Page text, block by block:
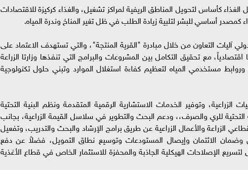
الغذاء كأساس لتحويل المناطق الريفية لمراكز تشغيل، والغذاء كركيزة للاقتصادات
كمصدر أساسي للبشر لتلبية زيادة الطلب في ظل تغير المناخ وندرة المياه.
آليات التعاون من خلال مبادرة "القرية المنتجة"، والتي تستهدف الاعتماد على
اقتصادياً، مع تحقيق التكامل بين المشروعات والبرامج التي تنفذها وزارتا الزراعة
مستخدمي المياه لتعظيم كفاءة استغلال الموارد وتبني حلول تكنولوجية
وتوفير الخدمات الاستشارية الرقمية المتقدمة ونظم البنية التحتية
التحتية للري والصرف،، ودعم البحث والتطوير في سلاسل القيمة الزراعية، بجانب
الزراعة والأعمال الزراعية عن طريق برامج الإرشاد والبحث والتدريب، وتفعيل
وضمان الائتمان وإيصال المستودعات وتوسيع نطاق التمويل، فضلاً عن دفع
الإصلاحات الهيكلية الجاذبة والمحفزة للاستثمار الخاص في قطاع الأغذية